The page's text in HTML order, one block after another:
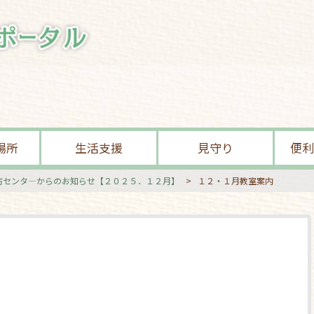
所 生活支援 見守り 便
ンタ―からのお知らせ【２０２５．１２月】 > １２・１月教室案内